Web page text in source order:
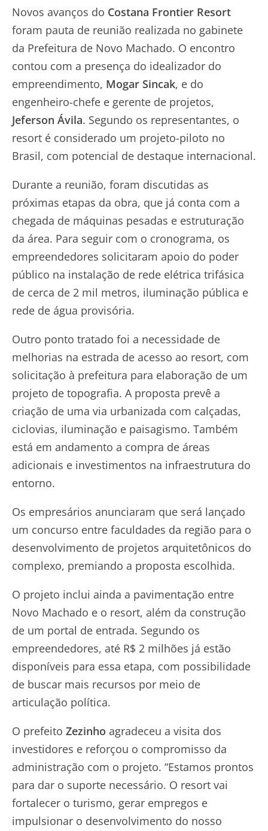
Novos avanços do Costana Frontier Resort
foram pauta de reunião realizada no gabinete
da Prefeitura de Novo Machado. O encontro
contou com a presença do idealizador do
empreendimento, Mogar Sincak, e do
engenheiro-chefe e gerente de projetos,
Jeferson Ávila. Segundo os representantes, o
resort é considerado um projeto-piloto no
Brasil, com potencial de destaque internacional.
Durante a reunião, foram discutidas as
próximas etapas da obra, que já conta com a
chegada de máquinas pesadas e estruturação
da área. Para seguir com o cronograma, os
empreendedores solicitaram apoio do poder
público na instalação de rede elétrica trifásica
de cerca de 2 mil metros, iluminação pública e
rede de água provisória.
Outro ponto tratado foi a necessidade de
melhorias na estrada de acesso ao resort, com
solicitação à prefeitura para elaboração de um
projeto de topografia. A proposta prevê a
criação de uma via urbanizada com calçadas,
ciclovias, iluminação e paisagismo. Também
está em andamento a compra de áreas
adicionais e investimentos na infraestrutura do
entorno.
Os empresários anunciaram que será lançado
um concurso entre faculdades da região para o
desenvolvimento de projetos arquitetônicos do
complexo, premiando a proposta escolhida.
O projeto inclui ainda a pavimentação entre
Novo Machado e o resort, além da construção
de um portal de entrada. Segundo os
empreendedores, até R$ 2 milhões já estão
disponíveis para essa etapa, com possibilidade
de buscar mais recursos por meio de
articulação política.
O prefeito Zezinho agradeceu a visita dos
investidores e reforçou o compromisso da
administração com o projeto. “Estamos prontos
para dar o suporte necessário. O resort vai
fortalecer o turismo, gerar empregos e
impulsionar o desenvolvimento do nosso